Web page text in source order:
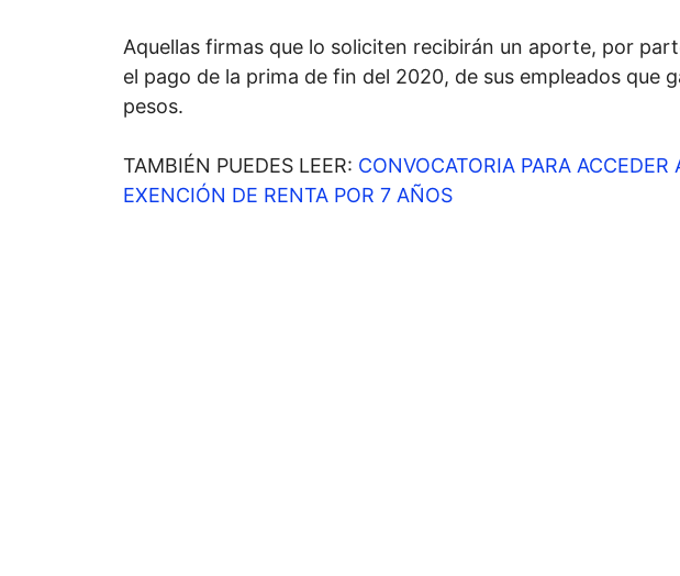
Aquellas firmas que lo soliciten recibirán un aporte, por
el pago de la prima de fin del 2020, de sus empleados que
pesos.
TAMBIÉN PUEDES LEER: CONVOCATORIA PARA ACCEDER
EXENCIÓN DE RENTA POR 7 AÑOS